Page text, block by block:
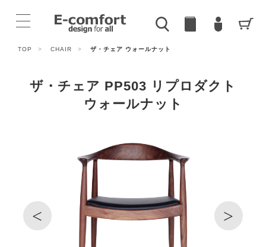
TOP > CHAIR > ザ・チェア ウォールナット
ザ・チェア PP503 リプロダクト
ウォールナット
< >